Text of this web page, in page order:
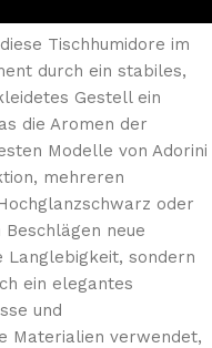
Tischhumidore im
durch ein stabiles,
Gestell ein
die Aromen der
Modelle von Adorini
mehreren
oder
neue
Langlebigkeit, sondern
ein elegantes
und
Materialien verwendet,